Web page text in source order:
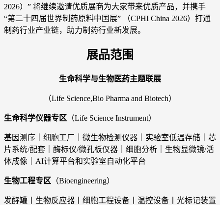
2026）” 将继续邀请优质展商为大家带来优质产品，并携手
“第二十四届世界制药原料中国展” （CPHI China 2026）打通
制药行业产业链，助力制药行业新发展。
展品范围
生命科学与生物医药主题联展
（Life Science,Bio Pharma and Biotech）
生命科学仪器专区 （Life Science Instrument）
基因测序｜细胞工厂｜微生物检测仪器｜实验室低温存储｜芯
片系统/配套｜酶标仪/微孔板仪器｜细胞分析｜生物显微镜/活
体成像｜AI计算平台和实验室自动化平台
生物工程专区 （Bioengineering）
发酵罐丨生物反应器丨细胞工程设备丨温控设备丨光标记装置